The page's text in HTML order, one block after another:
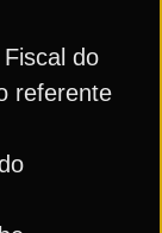
do
referente